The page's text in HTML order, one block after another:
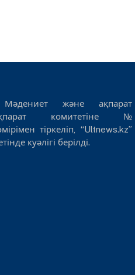
және ақпарат
комитетіне №
тіркеліп, “Ultnews.kz”
куәлігі берілді.